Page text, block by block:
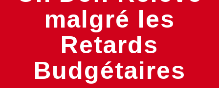
malgré les
Retards
Budgétaires